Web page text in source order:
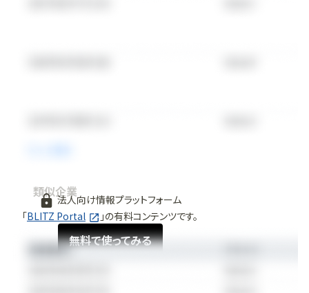
法人向け情報プラットフォーム
「BLITZ Portal 」の有料コンテンツです。
無料で使ってみる
類似企業